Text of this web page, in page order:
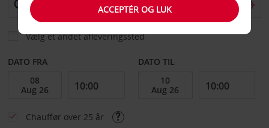
Vælg et andet afleveringssted
DATO FRA DATO TIL
Chauffør over 25 år
ACCEPTÉR OG LUK